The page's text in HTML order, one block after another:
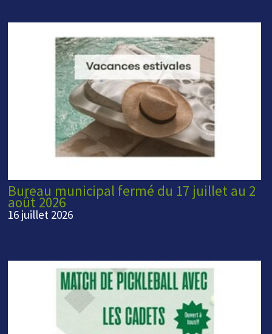
Bureau municipal fermé du 17 juillet au 2
août 2026
16 juillet 2026